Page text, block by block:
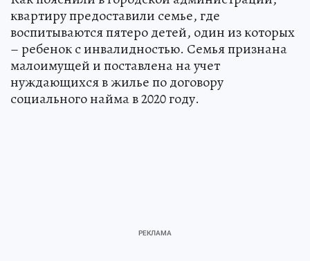
квартиру предоставили семье, где
воспитываются пятеро детей, один из которых
– ребенок с инвалидностью. Семья признана
малоимущей и поставлена на учет
нуждающихся в жилье по договору
социального найма в 2020 году.